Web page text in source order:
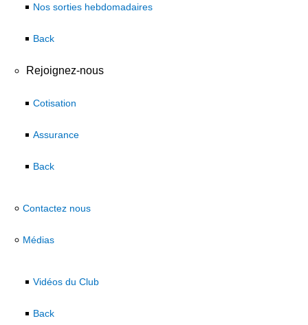
Nos sorties hebdomadaires
Back
Rejoignez-nous
Cotisation
Assurance
Back
Contactez nous
Médias
Vidéos du Club
Back